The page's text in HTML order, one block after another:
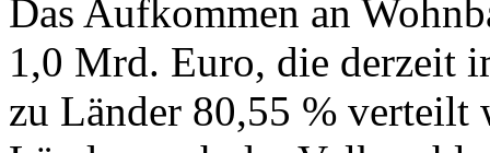
Das Aufkommen an
1,0 Mrd. Euro, die derzeit
zu Länder 80,55 % verteilt